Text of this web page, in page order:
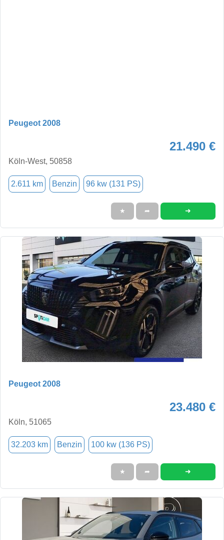
Peugeot 2008
21.490 €
Köln-West, 50858
2.611 km Benzin 96 kw (131 PS)
★ ➦ ➜
Peugeot 2008
23.480 €
Köln, 51065
32.203 km Benzin 100 kw (136 PS)
★ ➦ ➜